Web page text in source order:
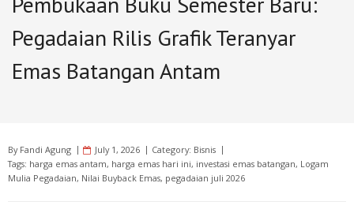
Pegadaian Rilis Grafik Teranyar
Emas Batangan Antam
By Fandi Agung July 1, 2026 Category: Bisnis
Tags: harga emas antam, harga emas hari ini, investasi emas batangan, Logam
Mulia Pegadaian, Nilai Buyback Emas, pegadaian juli 2026